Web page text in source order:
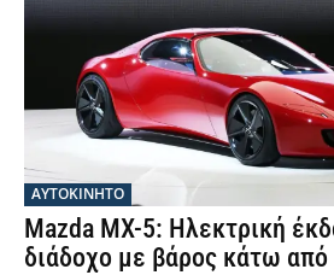
ΑΥΤΟΚΙΝΗΤΟ
Mazda MX-5: Ηλεκτρική
διάδοχο με βάρος κάτω από